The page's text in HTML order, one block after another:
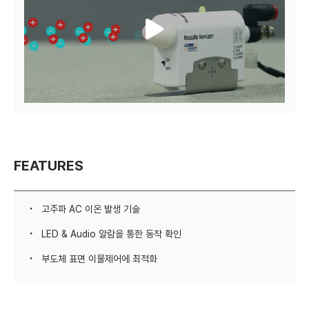
FEATURES
고주파 AC 이온 발생 기술
LED & Audio 알람을 통한 동작 확인
부도체 표면 이물제어에 최적화